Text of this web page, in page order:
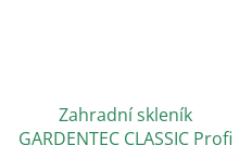
Zahradní skleník
GARDENTEC CLASSIC Profi